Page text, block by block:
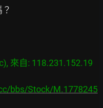
來自: 118.231.152.19
bbs/Stock/M.1778245